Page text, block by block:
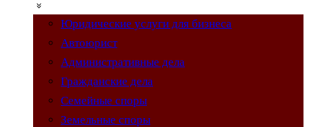
Юридические услуги для бизнеса
Автоюрист
Административные дела
Гражданские дела
Семейные споры
Земельные споры